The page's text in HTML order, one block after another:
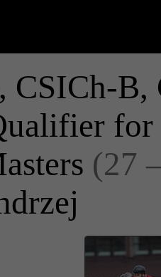
B,
(27